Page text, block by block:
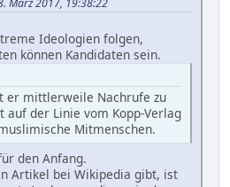
Ideologien folgen,
können Kandidaten sein.
er mittlerweile Nachrufe zu
der Linie vom Kopp-Verlag
Mitmenschen.
den Anfang.
Artikel bei Wikipedia gibt, ist